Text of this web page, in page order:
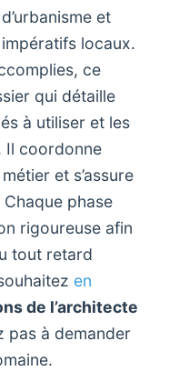
et
locaux.
ce
qui détaille
à utiliser et les
Il coordonne
et s’assure
phase
rigoureuse afin
tout retard
en
de l’architecte
pas à demander